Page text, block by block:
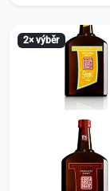
2× výběr